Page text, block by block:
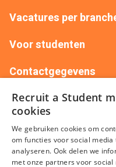
Vacatures per
Voor studenten
Contactgegevens
+31(0)88 522 00 76
Alle vestigingen
Recruit a Student
cookies
We gebruiken cookies om
om functies voor social
analyseren. Ook delen we
met onze partners voor